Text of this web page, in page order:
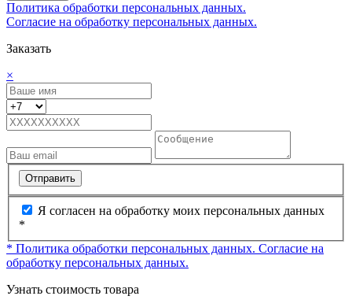
Политика обработки персональных данных.
Согласие на обработку персональных данных.
Заказать
×
Отправить
Я согласен на обработку моих персональных данных
*
* Политика обработки персональных данных. Согласие на
обработку персональных данных.
Узнать стоимость товара